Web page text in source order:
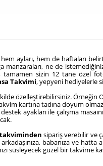
ayları, hem de haftaları
ne de
sizin 12 tane özel
Takvimi, yepyeni hediyelerle
özelleştirebilirsiniz. Örneğin
kartına tadına doyum olmaz
ayakları ile çalışma
takviminden sipariş verebilir ve
babanıza ve
süsleyecek güzel bir takvime